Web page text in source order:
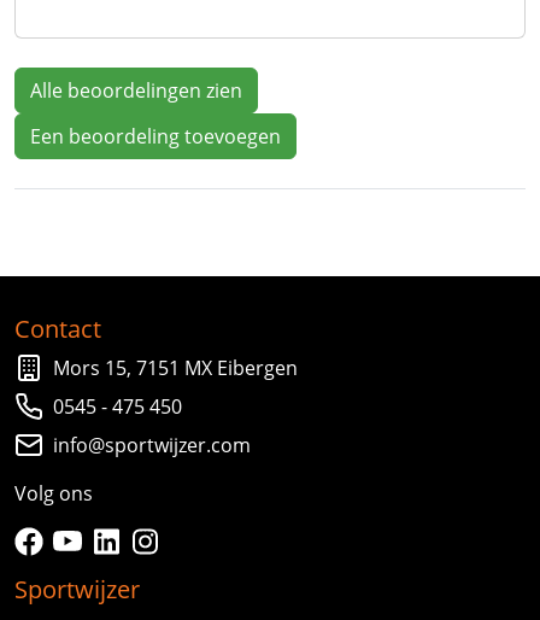
Alle beoordelingen zien
Een beoordeling toevoegen
Contact
Mors 15, 7151 MX Eibergen
0545 - 475 450
info@sportwijzer.com
Volg ons
facebookyoutubelinkedininstagram
Sportwijzer